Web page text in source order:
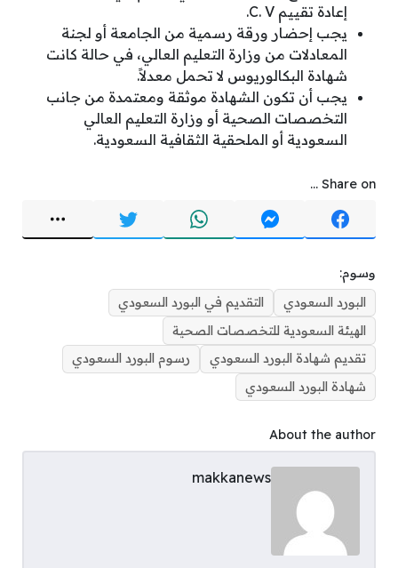
إعادة تقييم C. V.
يجب إحضار ورقة رسمية من الجامعة أو لجنة
المعادلات من وزارة التعليم العالي، في حالة كانت
شهادة البكالوريوس لا تحمل معدلاً.
يجب أن تكون الشهادة موثقة ومعتمدة من جانب
التخصصات الصحية أو وزارة التعليم العالي
السعودية أو الملحقية الثقافية السعودية.
Share on ...
وسوم:
البورد السعودي
التقديم في البورد السعودي
الهيئة السعودية للتخصصات الصحية
تقديم شهادة البورد السعودي
رسوم البورد السعودي
شهادة البورد السعودي
About the author
makkanews